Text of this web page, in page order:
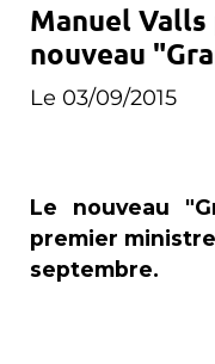
Manuel
nouveau
Le 03/09/2015
Le nouveau
premier
septembre.